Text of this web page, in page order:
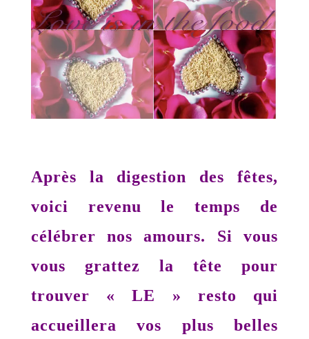
Après la digestion des fêtes,
voici revenu le temps de
célébrer nos amours. Si vous
vous grattez la tête pour
trouver « LE » resto qui
accueillera vos plus belles